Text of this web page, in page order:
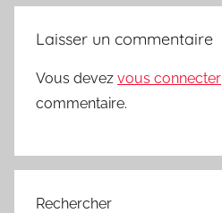
Laisser un commentaire
Vous devez vous connecter
commentaire.
Rechercher